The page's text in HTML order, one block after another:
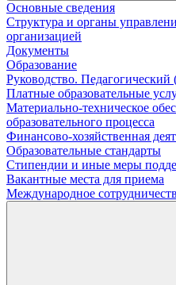
Основные сведения
Структура и органы
организацией
Документы
Образование
Руководство. Педагогический
Платные образовательные
Материально-техническое
образовательного процесса
Финансово-хозяйственная
Образовательные стандарты
Стипендии и иные меры
Вакантные места для приема
Международное